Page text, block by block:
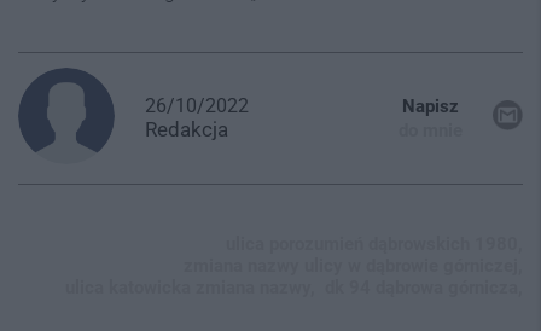
26/10/2022
Redakcja
Napisz